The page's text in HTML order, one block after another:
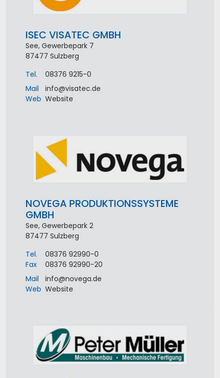
ISEC VISATEC GMBH
See, Gewerbepark 7
87477 Sulzberg
Tel.
08376 9215-0
Mail
info@visatec.de
Web Website
NOVEGA PRODUKTIONSSYSTEME
GMBH
See, Gewerbepark 2
87477 Sulzberg
Tel.
08376 92990-0
Fax
08376 92990-20
Mail
info@novega.de
Web Website